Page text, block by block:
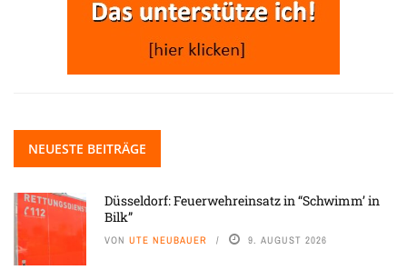
NEUESTE BEITRÄGE
Düsseldorf: Feuerwehreinsatz in “Schwimm’ in
Bilk”
VON UTE NEUBAUER 9. AUGUST 2026